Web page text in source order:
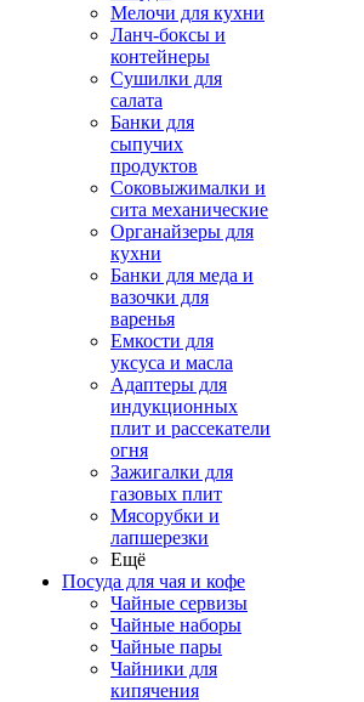
Мелочи для кухни
Ланч-боксы и
контейнеры
Сушилки для
салата
Банки для
сыпучих
продуктов
Соковыжималки и
сита механические
Органайзеры для
кухни
Банки для меда и
вазочки для
варенья
Емкости для
уксуса и масла
Адаптеры для
индукционных
плит и рассекатели
огня
Зажигалки для
газовых плит
Мясорубки и
лапшерезки
Ещё
Посуда для чая и кофе
Чайные сервизы
Чайные наборы
Чайные пары
Чайники для
кипячения